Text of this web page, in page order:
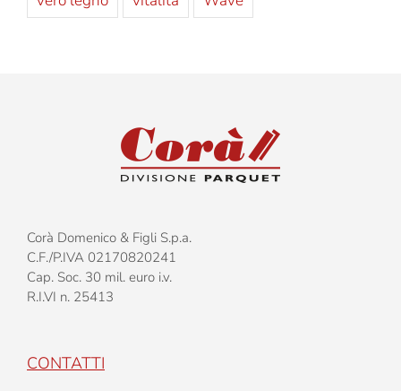
Corà Domenico & Figli S.p.a.
C.F./P.IVA 02170820241
Cap. Soc. 30 mil. euro i.v.
R.I.VI n. 25413
CONTATTI